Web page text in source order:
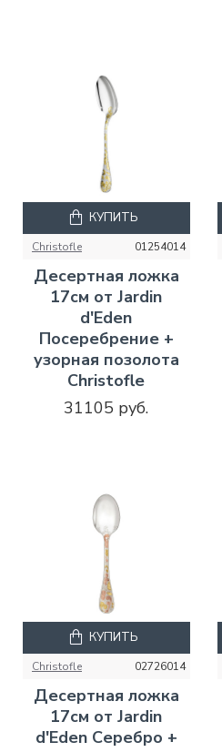
Christofle 01254014
Десертная ложка
17см от Jardin
d'Eden
Посеребрение +
узорная позолота
Christofle
31105 руб.
КУПИТЬ
Christofle 02726014
Десертная ложка
17см от Jardin
d'Eden Серебро +
КУПИТЬ